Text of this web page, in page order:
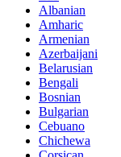
Albanian
Amharic
Armenian
Azerbaijani
Belarusian
Bengali
Bosnian
Bulgarian
Cebuano
Chichewa